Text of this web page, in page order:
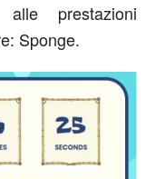
prestazioni
Sponge.